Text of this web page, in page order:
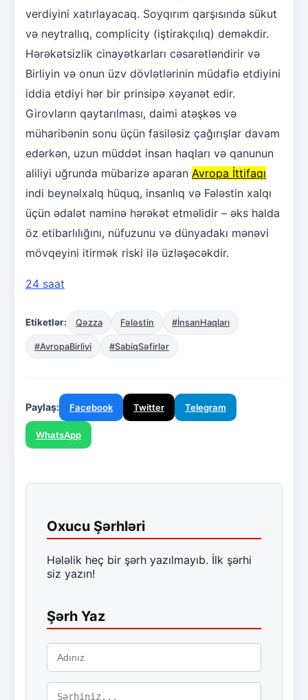
verdiyini xatırlayacaq. Soyqırım qarşısında sükut
və neytrallıq, complicity (iştirakçılıq) deməkdir.
Hərəkətsizlik cinayətkarları cəsarətləndirir və
Birliyin və onun üzv dövlətlərinin müdafiə etdiyini
iddia etdiyi hər bir prinsipə xəyanət edir.
Girovların qaytarılması, daimi atəşkəs və
müharibənin sonu üçün fasiləsiz çağırışlar davam
edərkən, uzun müddət insan haqları və qanunun
aliliyi uğrunda mübarizə aparan Avropa İttifaqı
indi beynəlxalq hüquq, insanlıq və Fələstin xalqı
üçün ədalət naminə hərəkət etməlidir – əks halda
öz etibarlılığını, nüfuzunu və dünyadakı mənəvi
mövqeyini itirmək riski ilə üzləşəcəkdir.
24 saat
Etiketlər: Qəzza Fələstin #İnsanHaqları
#AvropaBirliyi #SabiqSəfirlər
Paylaş: Facebook Twitter Telegram
WhatsApp
Oxucu Şərhləri
Hələlik heç bir şərh yazılmayıb. İlk şərhi
siz yazın!
Şərh Yaz